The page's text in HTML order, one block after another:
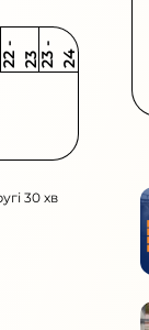
2 2
-
2 3 2 3
-
2 4
30 хв